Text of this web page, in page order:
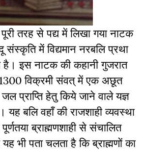
पूरी तरह से पद्य में लिखा गया नाटक
में विद्यमान नरबलि प्रथा
है। इस नाटक की कहानी गुजरात
विक्रमी संवत् में एक अछूत
जल प्राप्ति हेतु किये जाने वाले यज्ञ
यह बलि वहाँ की राजशाही व्यवस्था
पूर्णतया ब्राह्मणशाही से संचालित
भी पता चलता है कि ब्राह्मणों का